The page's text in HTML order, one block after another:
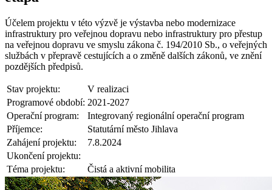
Účelem projektu v této výzvě je výstavba nebo modernizace
infrastruktury pro veřejnou dopravu nebo infrastruktury pro přestup
na veřejnou dopravu ve smyslu zákona č. 194/2010 Sb., o veřejných
službách v přepravě cestujících a o změně dalších zákonů, ve znění
pozdějších předpisů.
Stav projektu:
V realizaci
Programové období: 2021-2027
Operační program:
Integrovaný regionální operační program
Příjemce:
Statutární město Jihlava
Zahájení projektu:
7.8.2024
Ukončení projektu:
Téma projektu:
Čistá a aktivní mobilita